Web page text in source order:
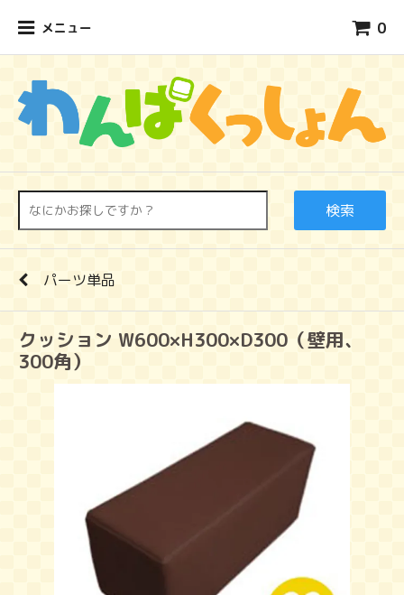
メニュー 0
検索
パーツ単品
クッション W600×H300×D300（壁用、
300角）